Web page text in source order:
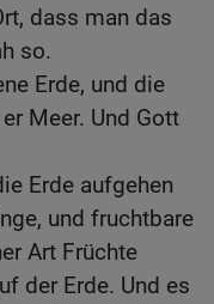
dass man das
so.
Erde, und die
Meer. Und Gott
Erde aufgehen
und fruchtbare
Art Früchte
der Erde. Und es